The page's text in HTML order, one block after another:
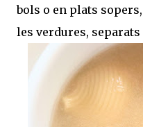
bols o en plats
les verdures, separats